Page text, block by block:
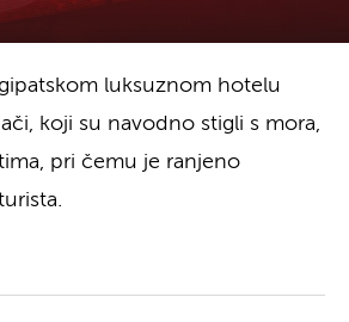
luksuznom hotelu
koji su navodno stigli s mora,
pri čemu je ranjeno